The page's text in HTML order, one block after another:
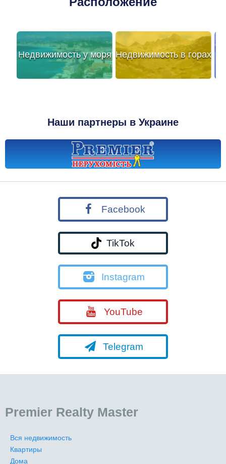
Недвижимость у моря Недвижимость в горах
Наши партнеры в Украине
Facebook
TikTok
Instagram
YouTube
Telegram
Premier Realty Master
Вся недвижимость
Квартиры
Дома